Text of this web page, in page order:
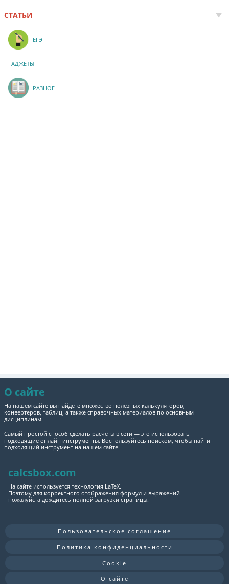
СТАТЬИ
ЕГЭ
ГАДЖЕТЫ
РАЗНОЕ
О сайте
На нашем сайте вы найдете множество полезных калькуляторов,
конвертеров, таблиц, а также справочных материалов по основным
дисциплинам.
Самый простой способ сделать расчеты в сети — это использовать
подходящие онлайн инструменты. Воспользуйтесь поиском, чтобы найти
подходящий инструмент на нашем сайте.
calcsbox.com
На сайте используется технология LaTeX.
Поэтому для корректного отображения формул и выражений
пожалуйста дождитесь полной загрузки страницы.
Пользовательское соглашение
Политика конфиденциальности
Cookie
О сайте